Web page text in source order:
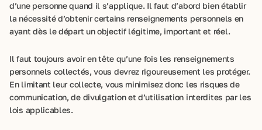
d’une personne quand il s’applique. Il faut d’abord bien établir
la nécessité d’obtenir certains renseignements personnels en
ayant dès le départ un objectif légitime, important et réel.
Il faut toujours avoir en tête qu’une fois les renseignements
personnels collectés, vous devrez rigoureusement les protéger.
En limitant leur collecte, vous minimisez donc les risques de
communication, de divulgation et d’utilisation interdites par les
lois applicables.